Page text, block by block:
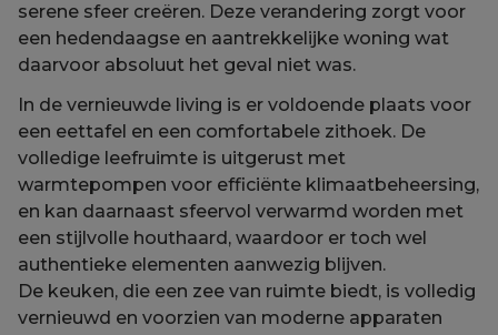
serene sfeer creëren. Deze verandering zorgt voor
een hedendaagse en aantrekkelijke woning wat
daarvoor absoluut het geval niet was.
In de vernieuwde living is er voldoende plaats voor
een eettafel en een comfortabele zithoek. De
volledige leefruimte is uitgerust met
warmtepompen voor efficiënte klimaatbeheersing,
en kan daarnaast sfeervol verwarmd worden met
een stijlvolle houthaard, waardoor er toch wel
authentieke elementen aanwezig blijven.
De keuken, die een zee van ruimte biedt, is volledig
vernieuwd en voorzien van moderne apparaten